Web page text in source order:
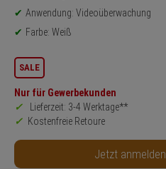
Anwendung: Videoüberwachung
Farbe: Weiß
SALE
Nur für Gewerbekunden
Lieferzeit: 3-4 Werktage**
Kostenfreie Retoure
Jetzt anmelden